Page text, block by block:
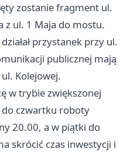
zostanie fragment ul.
z ul. 1 Maja do mostu.
przystanek przy ul.
publicznej mają
Kolejowej.
w trybie zwiększonej
do czwartku roboty
20.00, a w piątki do
skrócić czas inwestycji i